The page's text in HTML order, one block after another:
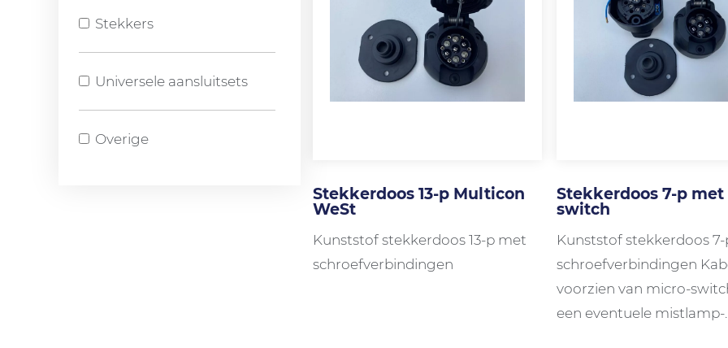
Stekkers
Universele aansluitsets
Overige
Stekkerdoos 13-p Multicon
WeSt
Kunststof stekkerdoos 13-p met
schroefverbindingen
Stekkerdoos 7-p
switch
Kunststof stekkerdoos
schroefverbindingen
voorzien van micro-
een eventuele mistlamp-